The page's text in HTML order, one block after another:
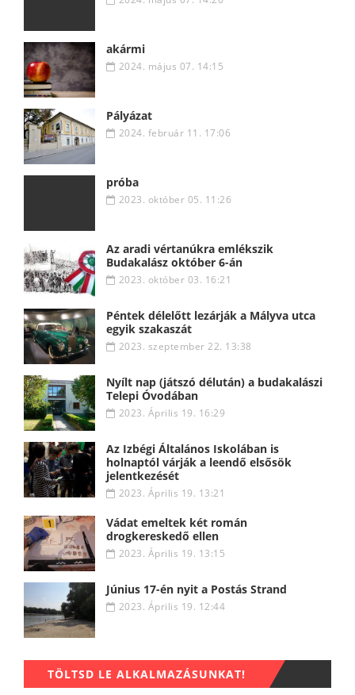
akármi
2024. május 07. 14:15
Pályázat
2024. február 11. 17:06
próba
2023. október 05. 11:26
Az aradi vértanúkra emlékszik
Budakalász október 6-án
2023. október 03. 16:21
Péntek délelőtt lezárják a Mályva utca
egyik szakaszát
2023. szeptember 22. 13:38
Nyílt nap (játszó délután) a budakalászi
Telepi Óvodában
2023. Április 19. 16:29
Az Izbégi Általános Iskolában is
holnaptól várják a leendő elsősök
jelentkezését
2023. Április 19. 13:21
Vádat emeltek két román
drogkereskedő ellen
2023. Április 19. 13:15
Június 17-én nyit a Postás Strand
2023. Április 19. 12:44
TÖLTSD LE ALKALMAZÁSUNKAT!